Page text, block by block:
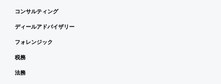
コンサルティング
ディールアドバイザリー
フォレンジック
税務
法務